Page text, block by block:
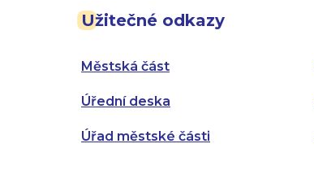
Užitečné odkazy
Městská část
Úřední deska
Úřad městské části